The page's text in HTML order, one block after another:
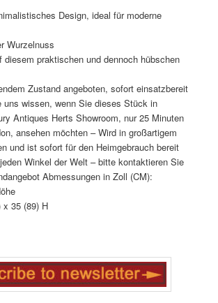
Design, ideal für moderne
Wurzelnuss
diesem praktischen und dennoch hübschen
Zustand angeboten, sofort einsatzbereit
wissen, wenn Sie dieses Stück in
Antiques Herts Showroom, nur 25 Minuten
ansehen möchten – Wird in großartigem
und ist sofort für den Heimgebrauch bereit
Winkel der Welt – bitte kontaktieren Sie
Abmessungen in Zoll (CM):
x 35 (89) H